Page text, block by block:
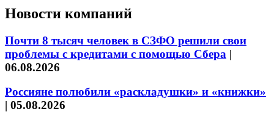
Новости компаний
Почти 8 тысяч человек в СЗФО решили свои
проблемы с кредитами с помощью Сбера |
06.08.2026
Россияне полюбили «раскладушки» и «книжки»
| 05.08.2026